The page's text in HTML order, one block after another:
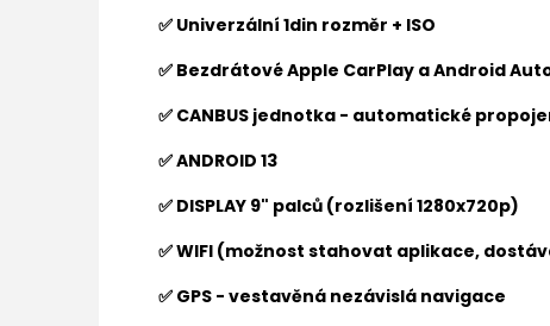
✅ Univerzální 1din rozměr + ISO
✅ Bezdrátové Apple CarPlay a Android
✅ CANBUS jednotka - automatické
✅ ANDROID 13
✅ DISPLAY 9" palců (rozlišení 1280x720p)
✅ WIFI (možnost stahovat aplikace,
✅ GPS - vestavěná nezávislá navigace